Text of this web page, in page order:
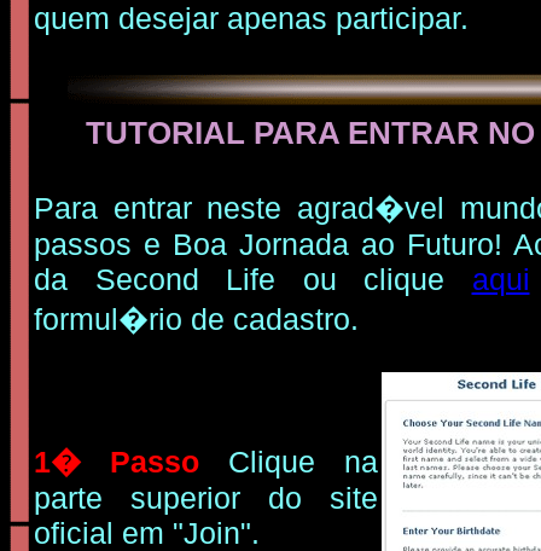
quem desejar apenas participar.
TUTORIAL PARA ENTRAR
Para entrar neste agrad�vel
passos e Boa Jornada ao Futuro!
da Second Life ou clique aqui
formul�rio de cadastro.
1� Passo Clique na
parte superior do site
oficial em "Join".